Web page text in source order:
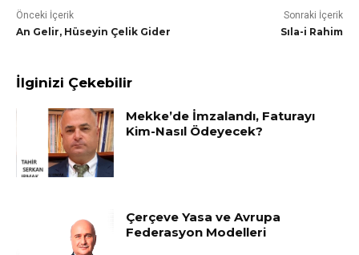
Önceki İçerik
An Gelir, Hüseyin Çelik Gider
Sonraki İçerik
Sıla-i Rahim
İlginizi Çekebilir
Mekke’de İmzalandı, Faturayı
Kim-Nasıl Ödeyecek?
Çerçeve Yasa ve Avrupa
Federasyon Modelleri